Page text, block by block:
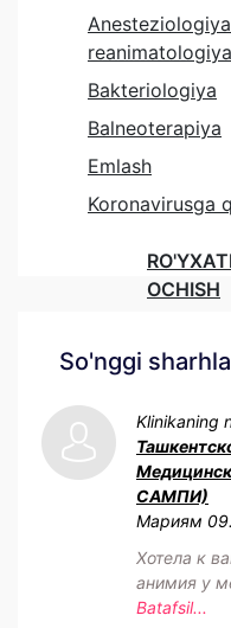
reanimatologiya
Bakteriologiya
Balneoterapiya
Emlash
Koronavirusga
OCHISH
So'nggi
Klinikaning
САМПИ)
Мариям
Хотела к
анимия у
Batafsil...